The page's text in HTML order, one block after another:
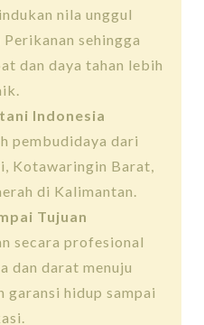
nila unggul
sehingga
dan daya tahan lebih
Indonesia
pembudidaya dari
Kotawaringin Barat,
di Kalimantan.
Tujuan
secara profesional
dan darat menuju
garansi hidup sampai